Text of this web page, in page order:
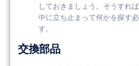
しておきましょう。そうすれ
中に立ち止まって何かを探す
す。
交換部品